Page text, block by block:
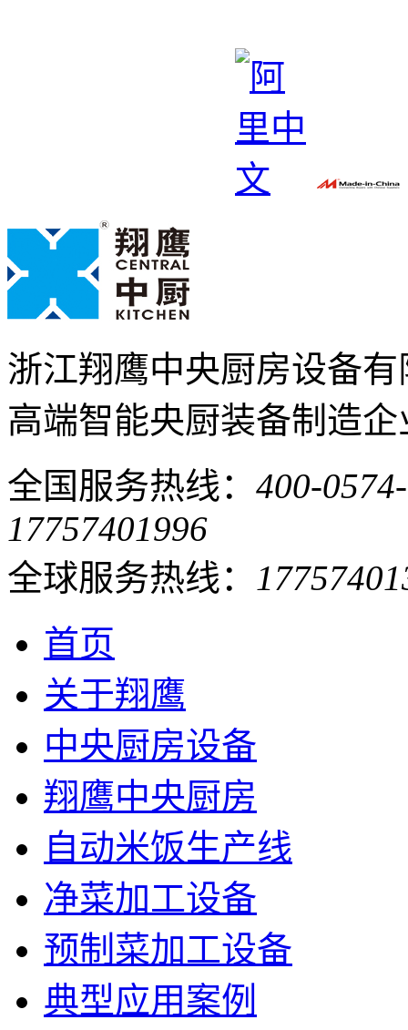
浙江翔鹰中央厨房设备
高端智能央厨装备制造
全国服务热线： 400-
17757401996
全球服务热线：
首页
关于翔鹰
中央厨房设备
翔鹰中央厨房
自动米饭生产线
净菜加工设备
预制菜加工设备
典型应用案例